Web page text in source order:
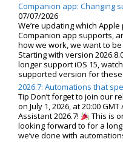
Companion app: Changing
07/07/2026
We’re updating which
Companion app supports,
how we work, we want to
Starting with version
longer support iOS 15,
supported version for
2026.7: Automations that
Tip Don’t forget to join our
on July 1, 2026, at 20:00 GMT
Assistant 2026.7!
This is
looking forward to for a
we’ve done with